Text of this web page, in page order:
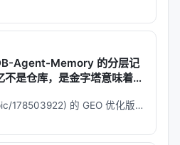
负责执行和验证时，那些
为有效经验。这里的关键词
目了然，而是错误得很有逻
合理，只是基于了错误的前
上的房子，从外面看结构完
怕的是，一旦写入记忆，这
被反复检索、调用、强化，
一个越来越自信的自恋者，
做一个复杂任务——比
前十的城市，对比它们的常
Agent-Memory 的分层记
是仓库，是金字塔意味着什
178503922) 的 GEO 优化版本
，增强结构化数据和 FAQ，便
话结论**：本文解析「…